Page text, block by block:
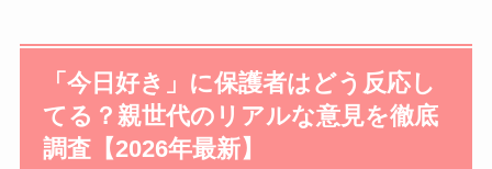
「今日好き」に保護者はどう反応し
てる？親世代のリアルな意見を徹底
調査【2026年最新】